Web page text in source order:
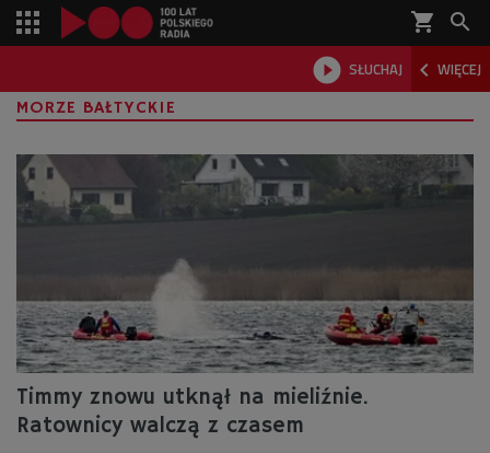
shopping_cart 
 SŁUCHAJ  WIĘCEJ

MORZE BAŁTYCKIE
Timmy znowu utknął na mieliźnie.
Ratownicy walczą z czasem